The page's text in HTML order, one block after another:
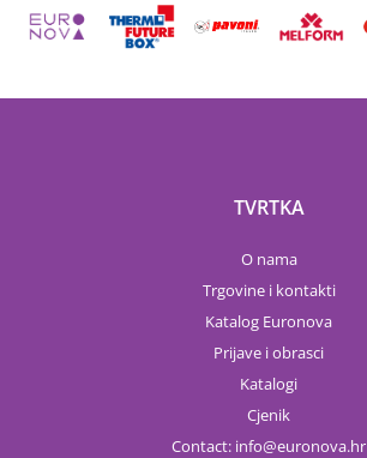
TVRTKA
O nama
Trgovine i kontakti
Katalog Euronova
Prijave i obrasci
Katalogi
Cjenik
Contact: info euronova.hr